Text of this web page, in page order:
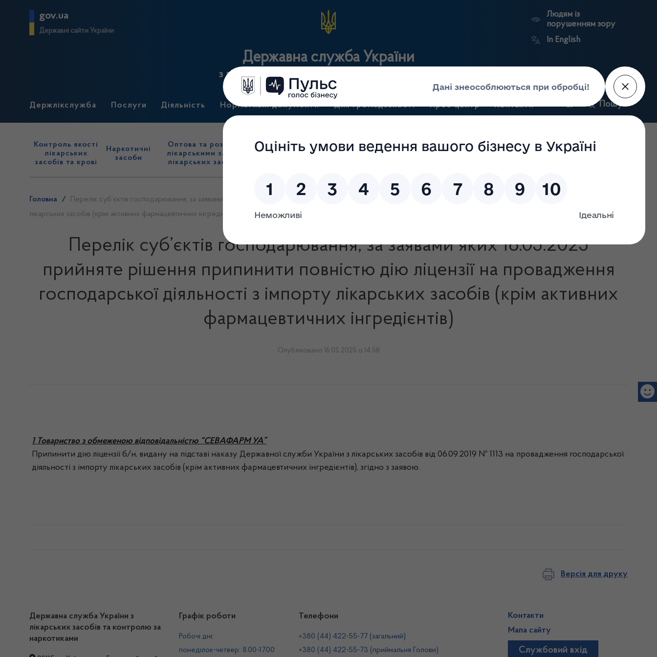
gov.ua
Державні сайти України
Державна служба України
з лікарських засобів та контролю за наркотиками
Людям із
порушенням зору
In English
Держлікслужба Послуги Діяльність Нормативні документи Для громадськості Прес-центр Контакти Пошук
Контроль якості
лікарських
засобів та крові
Наркотичні
засоби
Оптова та роздрібна торгівля
лікарськими засобами, імпорт
лікарських засобів (крім АФІ)
Державний
нагляд
виробництва лікарських
Ринковий
Державні
Антикорупційний
портал
Головна /
Перелік суб’єктів господарювання, за заявами яких 16.05.2025 прийняте рішення припинити повністю дію ліцензії на провадження господарської діяльності з імпорту
лікарських засобів (крім активних фармацевтичних інгредієнтів)
Перелік суб’єктів господарювання, за заявами яких 16.05.2025
прийняте рішення припинити повністю дію ліцензії на провадження
господарської діяльності з імпорту лікарських засобів (крім активних
фармацевтичних інгредієнтів)
Опубліковано 16.05.2025 о 14:58
1 Товариство з обмеженою відповідальністю “СЕВАФАРМ УА”
Припинити дію ліцензії б/н, видану на підставі наказу Державної служби України з лікарських засобів від 06.09.2019 № 1113 на провадження господарської
діяльності з імпорту лікарських засобів (крім активних фармацевтичних інгредієнтів), згідно з заявою.
Версія для друку
Державна служба України з
лікарських засобів та контролю за
наркотиками
Графік роботи
Робочі дні:
понеділок-четвер: 8.00-17.00
Телефони
+380 (44) 422-55-77 (загальний)
+380 (44) 422-55-73 (приймальня Голови)
Контакти
Мапа сайту
Службовий вхід